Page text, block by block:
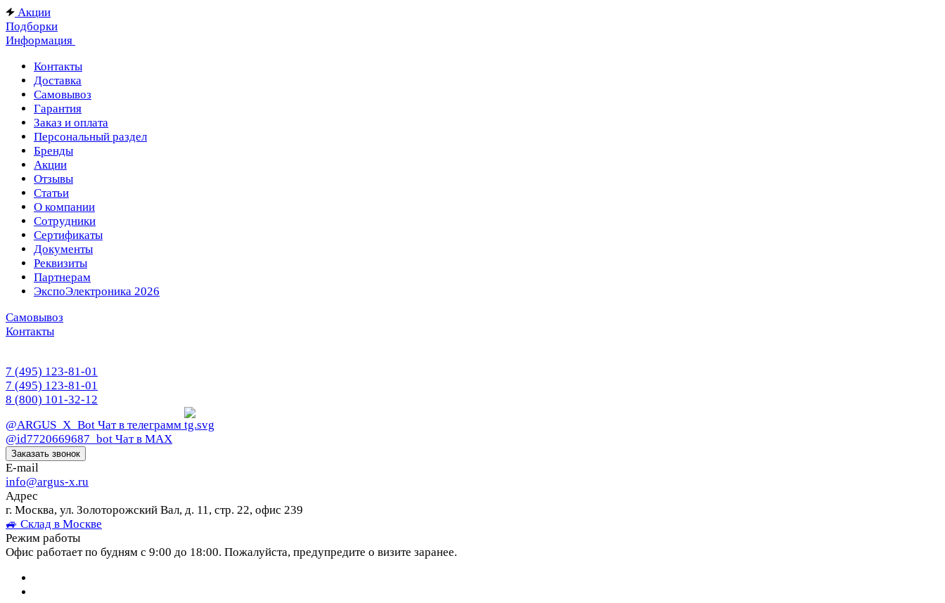
Акции
Подборки
Информация
Контакты
Доставка
Самовывоз
Гарантия
Заказ и оплата
Персональный раздел
Бренды
Акции
Отзывы
Статьи
О компании
Сотрудники
Сертификаты
Документы
Реквизиты
Партнерам
ЭкспоЭлектроника 2026
Самовывоз
Контакты
7 (495) 123-81-01
7 (495) 123-81-01
8 (800) 101-32-12
@ARGUS_X_Bot Чат в телеграмм
@id7720669687_bot Чат в МАХ
Заказать звонок
E-mail
info@argus-x.ru
Адрес
г. Москва, ул. Золоторожский Вал, д. 11, стр. 22, офис 239
🚙 Склад в Москве
Режим работы
Офис работает по будням с 9:00 до 18:00. Пожалуйста, предупредите о визите заранее.